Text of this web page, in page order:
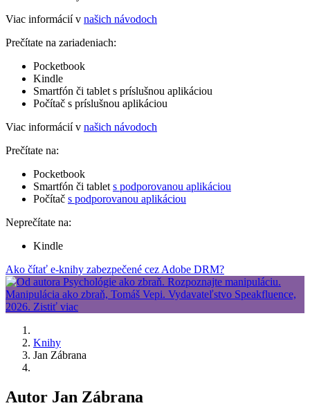
Viac informácií v našich návodoch
Prečítate na zariadeniach:
Pocketbook
Kindle
Smartfón či tablet s príslušnou aplikáciou
Počítač s príslušnou aplikáciou
Viac informácií v našich návodoch
Prečítate na:
Pocketbook
Smartfón či tablet s podporovanou aplikáciou
Počítač s podporovanou aplikáciou
Neprečítate na:
Kindle
Ako čítať e-knihy zabezpečené cez Adobe DRM?
Knihy
Jan Zábrana
Autor Jan Zábrana